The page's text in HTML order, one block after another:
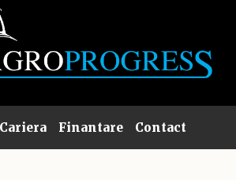
Cariera Finantare Contact